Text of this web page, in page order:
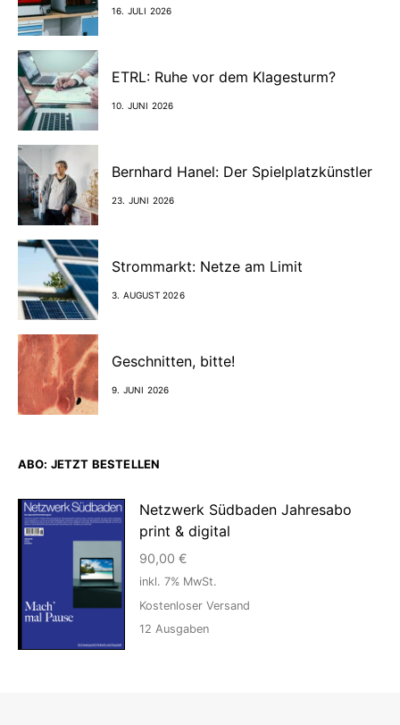
16. JULI 2026
ETRL: Ruhe vor dem Klagesturm?
10. JUNI 2026
Bernhard Hanel: Der Spielplatzkünstler
23. JUNI 2026
Strommarkt: Netze am Limit
3. AUGUST 2026
Geschnitten, bitte!
9. JUNI 2026
ABO: JETZT BESTELLEN
Netzwerk Südbaden Jahresabo
print & digital
90,00 €
inkl. 7% MwSt.
Kostenloser Versand
12 Ausgaben